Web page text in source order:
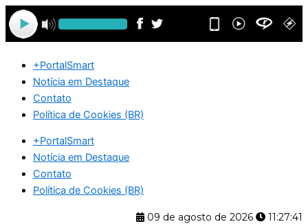
Ir
para
o
+PortalSmart
Notícia em Destaque
Contato
Política de Cookies (BR)
+PortalSmart
Notícia em Destaque
Contato
Política de Cookies (BR)
09 de agosto de 2026
11:27:42